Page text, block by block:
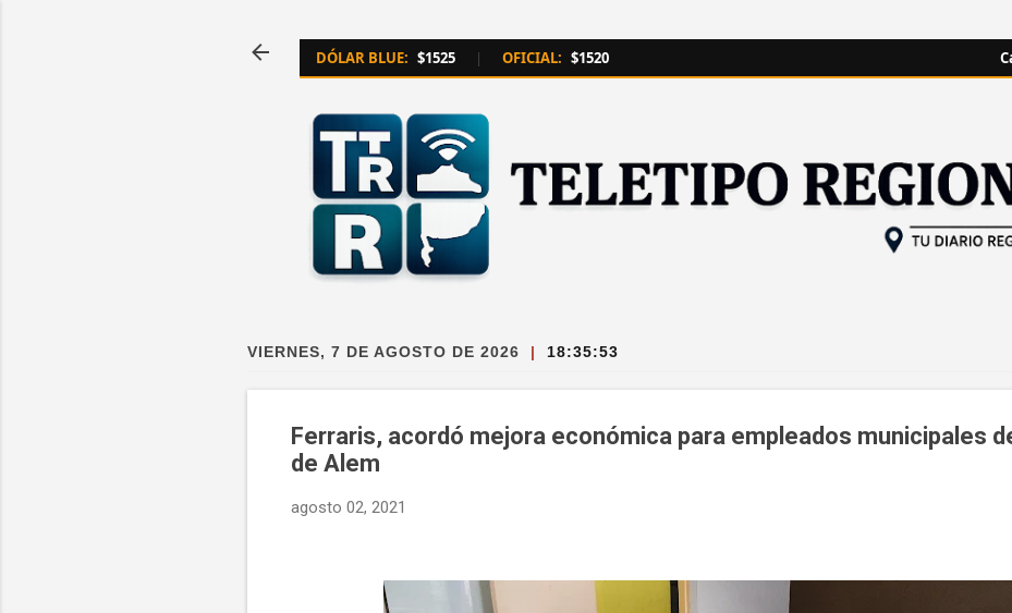
DÓLAR BLUE: $1525 | OFICIAL: $1520
VIERNES, 7 DE AGOSTO DE 2026 | 18:35:53
Ferraris, acordó mejora económica para empleados municipales
de Alem
agosto 02, 2021